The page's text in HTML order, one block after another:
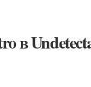
в